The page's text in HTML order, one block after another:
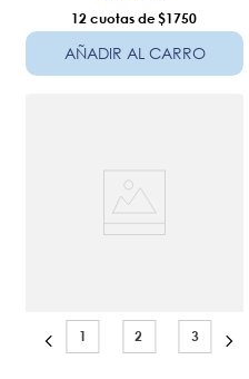
12 $1750
AÑADIR AL CARRO
1 2 3